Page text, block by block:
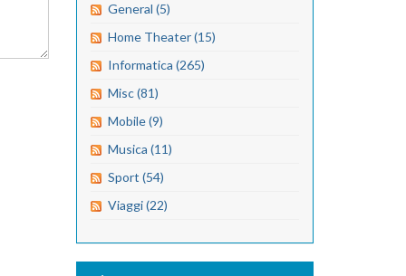
General (5)
Home Theater (15)
Informatica (265)
Misc (81)
Mobile (9)
Musica (11)
Sport (54)
Viaggi (22)